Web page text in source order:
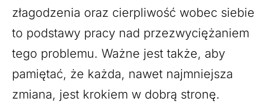
złagodzenia oraz cierpliwość wobec siebie
to podstawy pracy nad przezwyciężaniem
tego problemu. Ważne jest także, aby
pamiętać, że każda, nawet najmniejsza
zmiana, jest krokiem w dobrą stronę.